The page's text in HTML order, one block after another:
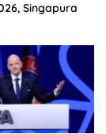
Singapura